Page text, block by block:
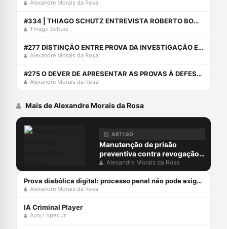
Alexandre Morais da Rosa
#334 | THIAGO SCHUTZ ENTREVISTA ROBERTO BONA JÚNIOR
Thiago Schutz
#277 DISTINÇÃO ENTRE PROVA DA INVESTIGAÇÃO E PROVA JUDICIAL
Alexandre Morais da Rosa
#275 O DEVER DE APRESENTAR AS PROVAS À DEFESA: CHERRY PICKING PROBATÓRIO
Alexandre Morais da Rosa
Mais de Alexandre Morais da Rosa
ARTIGO
Manutenção de prisão
preventiva contra revogação
do MP: juiz não pode ocupar
lugar do acusador
Alexandre Morais da Rosa
Prova diabólica digital: processo penal não pode exigir do arguido o que só o diabo provaria
Alexandre Morais da Rosa
IA Criminal Player
Aury Lopes Jr